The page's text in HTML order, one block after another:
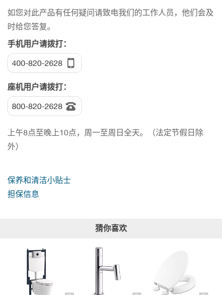
如您对此产品有任何疑问请致电我们的工作人员，他们会及
时给您答复。
手机用户请拨打：
400-820-2628
座机用户请拨打：
800-820-2628
上午8点至晚上10点，周一至周日全天。（法定节假日除
外）
保养和清洁小贴士
担保信息
猜你喜欢